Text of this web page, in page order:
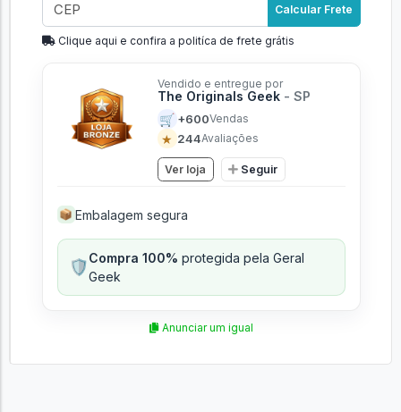
Calcular Frete
Clique aqui e confira a politíca de frete grátis
Vendido e entregue por
The Originals Geek - SP
🛒 +600Vendas
★ 244Avaliações
Ver loja Seguir
📦 Embalagem segura
🛡️Compra 100% protegida pela Geral
Geek
Anunciar um igual